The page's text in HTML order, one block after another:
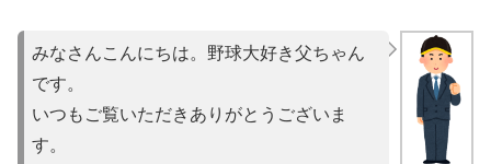
みなさんこんにちは。野球大好き父ちゃん
です。
いつもご覧いただきありがとうございま
す。